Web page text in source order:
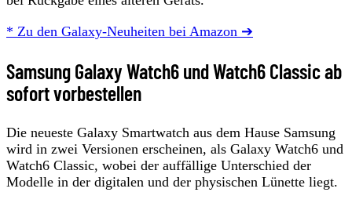
* Zu den Galaxy-Neuheiten bei Amazon ➔
Samsung Galaxy Watch6 und Watch6 Classic ab
sofort vorbestellen
Die neueste Galaxy Smartwatch aus dem Hause Samsung
wird in zwei Versionen erscheinen, als Galaxy Watch6 und
Watch6 Classic, wobei der auffällige Unterschied der
Modelle in der digitalen und der physischen Lünette liegt.